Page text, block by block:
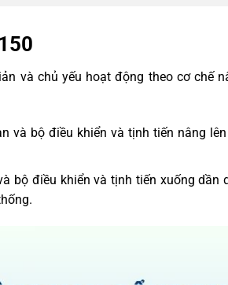
và chủ yếu hoạt động theo cơ chế
và bộ điều khiển và tịnh tiến nâng
bộ điều khiển và tịnh tiến xuống dần